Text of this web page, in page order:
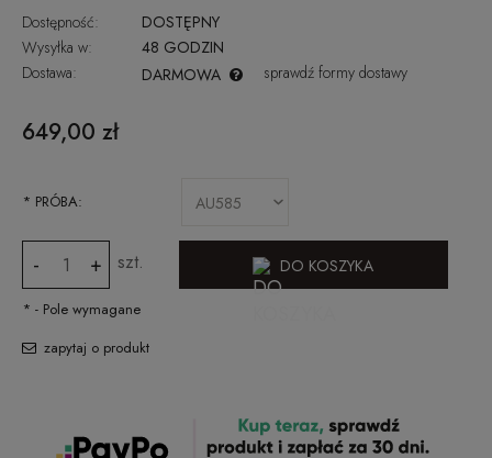
Dostępność:
DOSTĘPNY
Wysyłka w:
48 GODZIN
Dostawa:
DARMOWA sprawdź formy dostawy
649,00 zł
* PRÓBA:
- + szt. DO KOSZYKA
* - Pole wymagane
zapytaj o produkt